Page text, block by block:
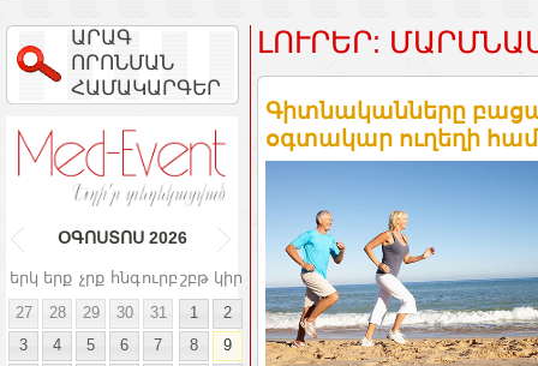
ԱՐԱԳ
ՈՐՈՆՄԱՆ
ՀԱՄԱԿԱՐԳԵՐ
ՕԳՈՍՏՈՍ 2026
երկ երք չրք հնգուրբ շբթ կիր
27
28 29 30 31 1
2
3
4 5 6 7 8
9
ԼՈՒՐԵՐ:
Գիտնականները
օգտակար ուղեղի